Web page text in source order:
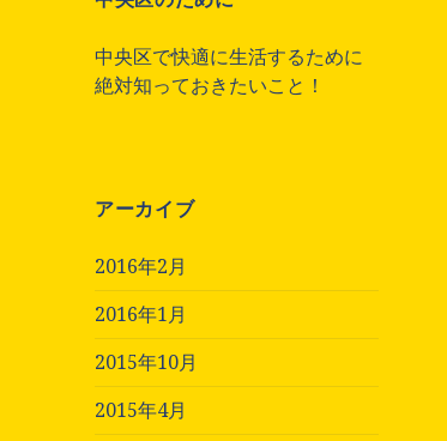
中央区で快適に生活するために
絶対知っておきたいこと！
アーカイブ
2016年2月
2016年1月
2015年10月
2015年4月